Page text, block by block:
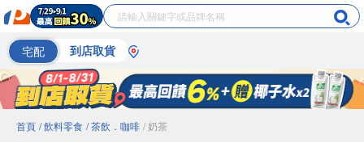
宅配 到店取貨
首頁 / 飲料零食 / 茶飲．咖啡 / 奶茶